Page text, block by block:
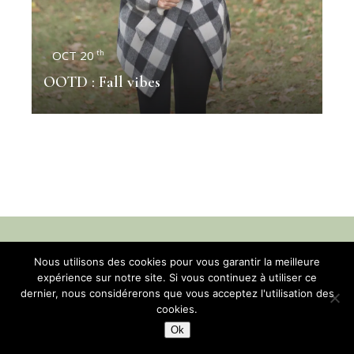
OCT 20 th
OOTD : Fall vibes
Contact-Mentions légales-Confidentialité
© Blush Avocado 2014-2025 tous droits réservés
Nous utilisons des cookies pour vous garantir la meilleure
expérience sur notre site. Si vous continuez à utiliser ce
dernier, nous considérerons que vous acceptez l'utilisation des
cookies.
Ok